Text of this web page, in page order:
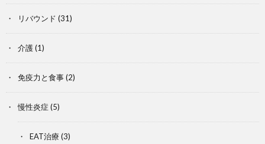
リバウンド (31)
介護(1)
免疫力と食事(2)
慢性炎症 (5)
EAT治療 (3)